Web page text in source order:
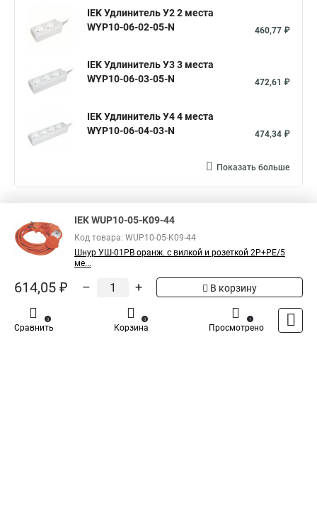
IEK Удлинитель У2 2 места
WYP10-06-02-05-N
460,77 ₽
IEK Удлинитель У3 3 места
WYP10-06-03-05-N
472,61 ₽
IEK Удлинитель У4 4 места
WYP10-06-04-03-N
474,34 ₽
Показать больше
Написать отзыв
Общая оценка товара: 5
Iek - Специализированный магазин
IEK WUP10-05-K09-44
Код товара: WUP10-05-K09-44
Шнур УШ-01РВ оранж. с вилкой и розеткой 2Р+РЕ/5
ме...
614,05 ₽ – + В корзину
Сравнить
0
Корзина
0
Просмотрено
1